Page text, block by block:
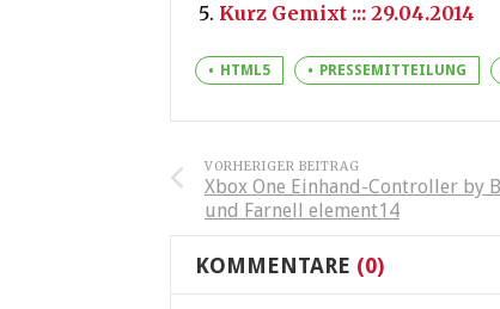
Kurz Gemixt ::: 29.04.2014
HTML5 PRESSEMITTEILUNG
VORHERIGER BEITRAG
Xbox One Einhand-Controller by
und Farnell element14
KOMMENTARE (0)